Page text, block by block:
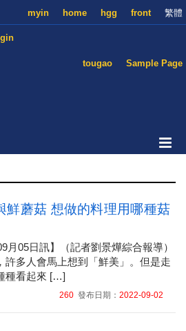
繁體
front
hgg
home
myin
Sample Page
tougao
鮮蘑菇 想做的料理用哪種菇
月05日訊】（記者劉景燁綜合報導）
許多人會馬上想到「鮮美」。但是走
種看起來 […]
260發布日期： 2022-09-02